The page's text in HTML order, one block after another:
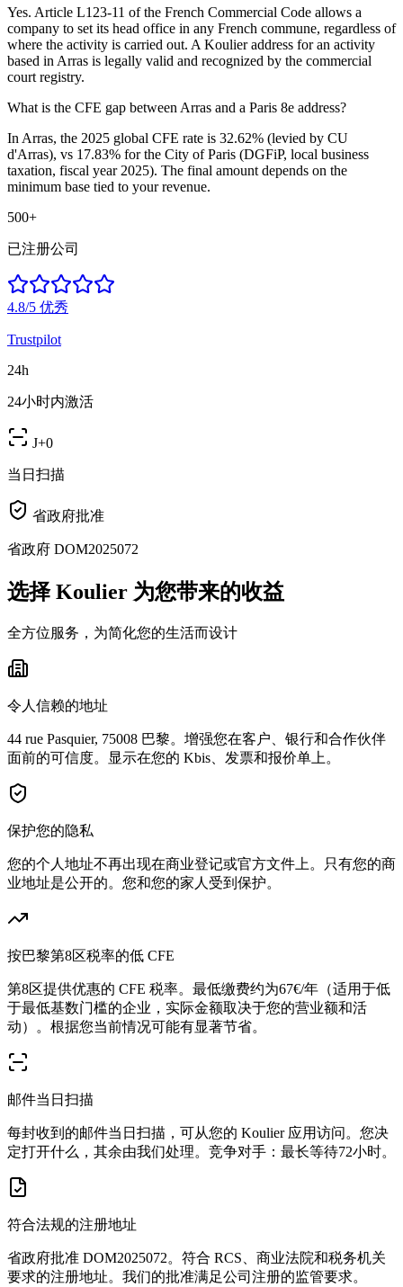
Yes. Article L123-11 of the French Commercial Code allows a
company to set its head office in any French commune, regardless of
where the activity is carried out. A Koulier address for an activity
based in Arras is legally valid and recognized by the commercial
court registry.
What is the CFE gap between Arras and a Paris 8e address?
In Arras, the 2025 global CFE rate is 32.62% (levied by CU
d'Arras), vs 17.83% for the City of Paris (DGFiP, local business
taxation, fiscal year 2025). The final amount depends on the
minimum base tied to your revenue.
500+
已注册公司
4.8/5 优秀
Trustpilot
24h
24小时内激活
J+0
当日扫描
省政府批准
省政府 DOM2025072
选择 Koulier 为您带来的收益
全方位服务，为简化您的生活而设计
令人信赖的地址
44 rue Pasquier, 75008 巴黎。增强您在客户、银行和合作伙伴
面前的可信度。显示在您的 Kbis、发票和报价单上。
保护您的隐私
您的个人地址不再出现在商业登记或官方文件上。只有您的商
业地址是公开的。您和您的家人受到保护。
按巴黎第8区税率的低 CFE
第8区提供优惠的 CFE 税率。最低缴费约为67€/年（适用于低
于最低基数门槛的企业，实际金额取决于您的营业额和活
动）。根据您当前情况可能有显著节省。
邮件当日扫描
每封收到的邮件当日扫描，可从您的 Koulier 应用访问。您决
定打开什么，其余由我们处理。竞争对手：最长等待72小时。
符合法规的注册地址
省政府批准 DOM2025072。符合 RCS、商业法院和税务机关
要求的注册地址。我们的批准满足公司注册的监管要求。